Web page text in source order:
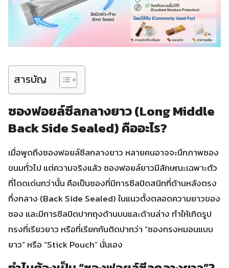
สารบัญ
ซองฟอยล์ซีลกลางยาว (Long Middle
Back Side Sealed) คืออะไร?
เมื่อพูดถึงซองฟอยล์ซีลกลางยาว หลายคนอาจจะนึกภาพซอง
ขนมทั่วไป แต่ความจริงแล้ว ซองฟอยล์ยาวมีลักษณะเฉพาะตัว
ที่โดดเด่นกว่านั้น คือเป็นซองที่มีการซีลปิดสนิทที่ด้านหลังตรง
กึ่งกลาง (Back Side Sealed) ในแนวตั้งตลอดความยาวของ
ซอง และมีการซีลปิดปากถุงด้านบนและด้านล่าง ทำให้เกิดรูป
ทรงที่เรียวยาว หรือที่เรียกกันติดปากว่า “ซองทรงหมอนแบบ
ยาว” หรือ “Stick Pouch” นั่นเอง